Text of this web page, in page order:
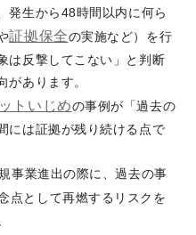
発生から48時間以内に何ら
証拠保全の実施など）を行
は反撃してこない」と判断
があります。
トいじめの事例が「過去の
には証拠が残り続ける点で
事業進出の際に、過去の事
点として再燃するリスクを